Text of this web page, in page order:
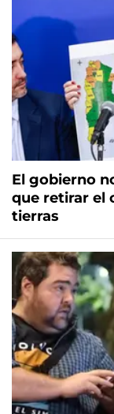
El gobierno
que retirar el
tierras